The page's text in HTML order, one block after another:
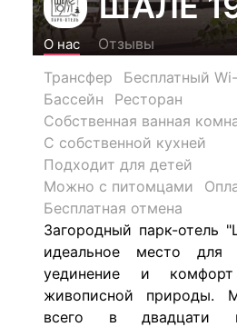
О нас
Отзывы
Трансфер
Бесплатный
Бассейн
Ресторан
Собственная ванная
С собственной кухней
Подходит для детей
Можно с питомцами
Бесплатная отмена
Загородный парк-отель
идеальное место
уединение и
живописной природы.
всего в двадцати